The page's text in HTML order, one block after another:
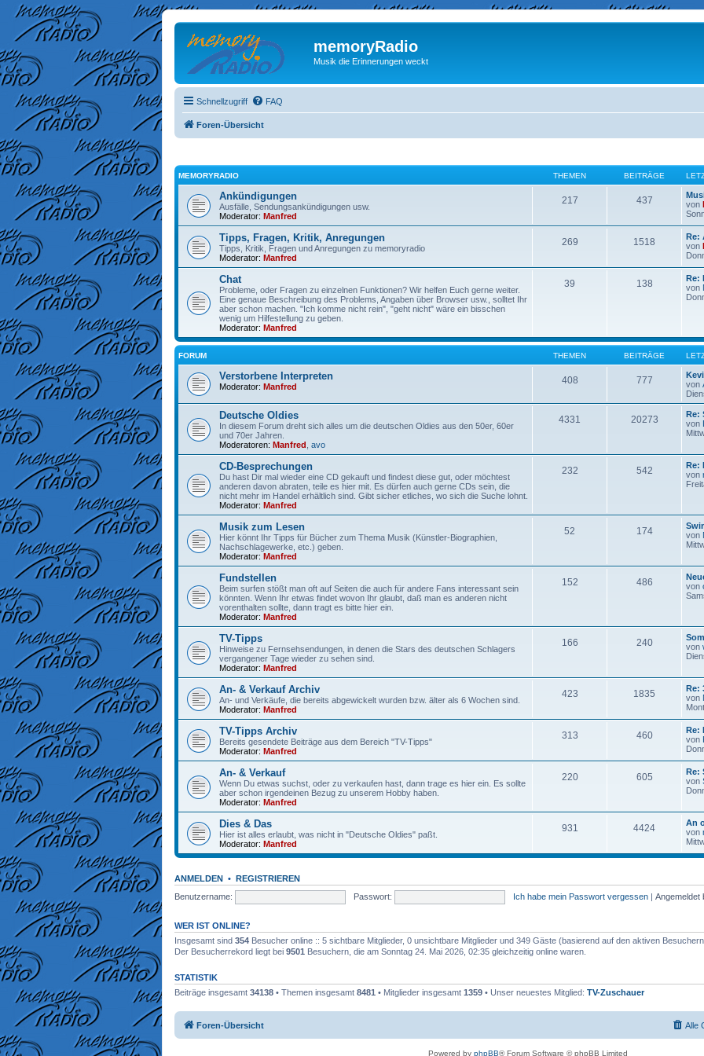
memoryRadio
Musik die Erinnerungen weckt
Schnellzugriff FAQ
Foren-Übersicht
MEMORYRADIO THEMEN BEITRÄGE
Ankündigungen
Ausfälle, Sendungsankündigungen usw.
Moderator: Manfred
217 437
von
Tipps, Fragen, Kritik, Anregungen
Tipps, Kritik, Fragen und Anregungen zu memoryradio
Moderator: Manfred
269 1518
Re:
von
Chat
Probleme, oder Fragen zu einzelnen Funktionen? Wir helfen Euch gerne weiter.
Eine genaue Beschreibung des Problems, Angaben über Browser usw., solltet Ihr
aber schon machen. "Ich komme nicht rein", "geht nicht" wäre ein bisschen
wenig um Hilfestellung zu geben.
Moderator: Manfred
39 138
Re:
von
FORUM THEMEN BEITRÄGE
Verstorbene Interpreten
Moderator: Manfred
408 777
von
Deutsche Oldies
In diesem Forum dreht sich alles um die deutschen Oldies aus den 50er, 60er
und 70er Jahren.
Moderatoren: Manfred avo
4331 20273
Re:
von
CD-Besprechungen
Du hast Dir mal wieder eine CD gekauft und findest diese gut, oder möchtest
anderen davon abraten, teile es hier mit. Es dürfen auch gerne CDs sein, die
nicht mehr im Handel erhältlich sind. Gibt sicher etliches, wo sich die Suche lohnt.
Moderator: Manfred
232 542
Re:
von
Musik zum Lesen
Hier könnt Ihr Tipps für Bücher zum Thema Musik (Künstler-Biographien,
Nachschlagewerke, etc.) geben.
Moderator: Manfred
52 174
von
Fundstellen
Beim surfen stößt man oft auf Seiten die auch für andere Fans interessant sein
könnten. Wenn Ihr etwas findet wovon Ihr glaubt, daß man es anderen nicht
vorenthalten sollte, dann tragt es bitte hier ein.
Moderator: Manfred
152 486
von
TV-Tipps
Hinweise zu Fernsehsendungen, in denen die Stars des deutschen Schlagers
vergangener Tage wieder zu sehen sind.
Moderator: Manfred
166 240
von
An- & Verkauf Archiv
An- und Verkäufe, die bereits abgewickelt wurden bzw. älter als 6 Wochen sind.
Moderator: Manfred
423 1835
Re:
von
TV-Tipps Archiv
Bereits gesendete Beiträge aus dem Bereich "TV-Tipps"
Moderator: Manfred
313 460
Re:
von
An- & Verkauf
Wenn Du etwas suchst, oder zu verkaufen hast, dann trage es hier ein. Es sollte
aber schon irgendeinen Bezug zu unserem Hobby haben.
Moderator: Manfred
220 605
Re:
von
Dies & Das
Hier ist alles erlaubt, was nicht in "Deutsche Oldies" paßt.
Moderator: Manfred
931 4424
An
von
ANMELDEN • REGISTRIEREN
Benutzername:
Passwort: Ich habe mein Passwort vergessen | Angemeldet
WER IST ONLINE?
Insgesamt sind 354 Besucher online :: 5 sichtbare Mitglieder, 0 unsichtbare Mitglieder und 349 Gäste (basierend auf den aktiven
Der Besucherrekord liegt bei 9501 Besuchern, die am Sonntag 24. Mai 2026, 02:35 gleichzeitig online waren.
STATISTIK
Beiträge insgesamt 34138 • Themen insgesamt 8481 • Mitglieder insgesamt 1359 • Unser neuestes Mitglied: TV-Zuschauer
Foren-Übersicht Alle
Powered by phpBB® Forum Software © phpBB Limited